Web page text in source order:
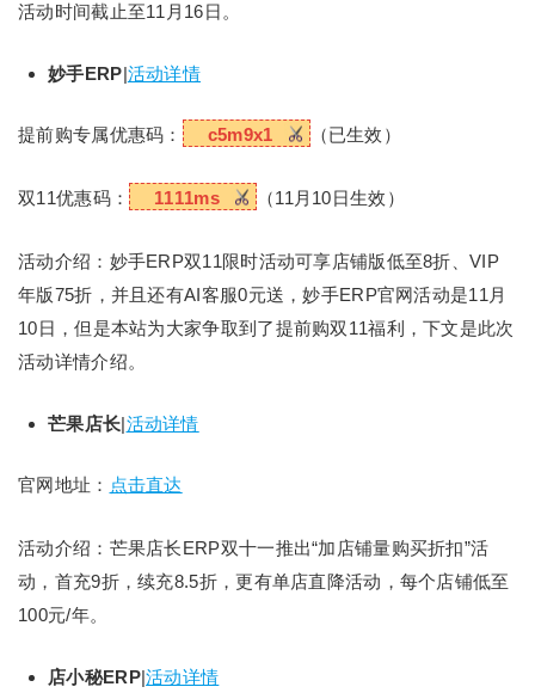
活动时间截止至11月16日。
妙手ERP|活动详情
提前购专属优惠码： c5m9x1 （已生效）
双11优惠码： 1111ms （11月10日生效）
活动介绍：妙手ERP双11限时活动可享店铺版低至8折、VIP
年版75折，并且还有AI客服0元送，妙手ERP官网活动是11月
10日，但是本站为大家争取到了提前购双11福利，下文是此次
活动详情介绍。
芒果店长|活动详情
官网地址： 点击直达
活动介绍：芒果店长ERP双十一推出“加店铺量购买折扣”活
动，首充9折，续充8.5折，更有单店直降活动，每个店铺低至
100元/年。
店小秘ERP|活动详情